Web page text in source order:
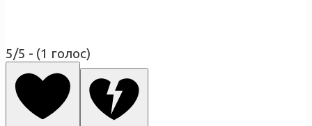
5/5 - (1 голос)